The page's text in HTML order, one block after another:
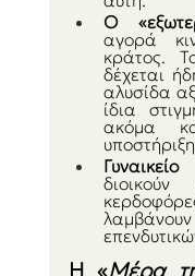
Ο
αγορά
κράτος.
δέχεται
αλυσίδα
ίδια
ακόμα
Γυναικείο
Η «Μέρα